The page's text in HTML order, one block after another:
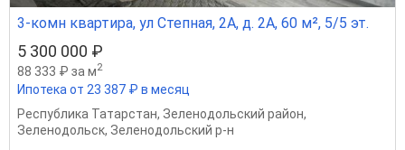
3-комн квартира, ул Степная, 2А, д. 2А, 60 м², 5/5 эт.
5 300 000 ₽
88 333 ₽ за м2
Ипотека от 23 387 ₽ в месяц
Республика Татарстан, Зеленодольский район,
Зеленодольск, Зеленодольский р-н